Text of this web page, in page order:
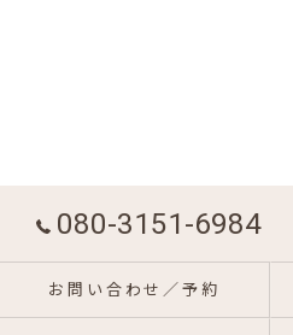
080-3151-6984
お問い合わせ／予約